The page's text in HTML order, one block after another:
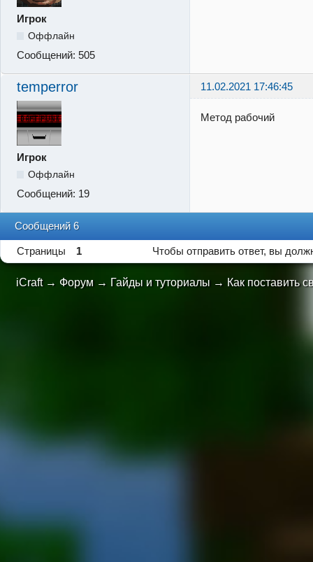
Игрок
Оффлайн
Сообщений: 505
temperror 11.02.2021 17:46:45
Игрок
Оффлайн
Сообщений: 19
Метод рабочий
Сообщений 6
Страницы 1 Чтобы отправить ответ, вы
iCraft → Форум → Гайды и туториалы → Как поставить